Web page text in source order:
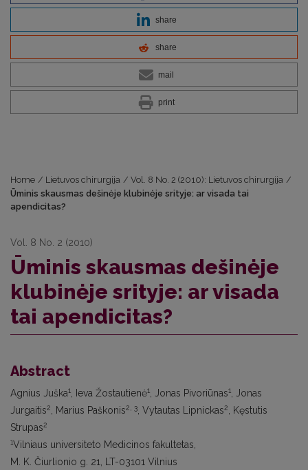
share
share
mail
print
Home / Lietuvos chirurgija / Vol. 8 No. 2 (2010): Lietuvos chirurgija /
Ūminis skausmas dešinėje klubinėje srityje: ar visada tai
apendicitas?
Vol. 8 No. 2 (2010)
Ūminis skausmas dešinėje
klubinėje srityje: ar visada
tai apendicitas?
Abstract
Agnius Juška1 , Ieva Žostautienė1 , Jonas Pivoriūnas1
, Jonas
Jurgaitis2 , Marius Paškonis2, 3 , Vytautas Lipnickas2
, Kęstutis
Strupas2
1Vilniaus universiteto Medicinos fakultetas,
M. K. Čiurlionio g. 21, LT-03101 Vilnius